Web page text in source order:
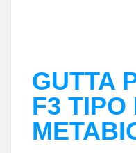
GUTTA
F3 TIPO